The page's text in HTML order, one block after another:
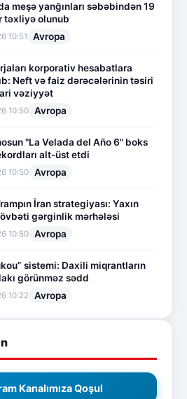
meşə yanğınları səbəbindən 19
təxliyə olunub
10:51 Avropa
korporativ hesabatlara
Neft və faiz dərəcələrinin təsiri
vəziyyət
10:50 Avropa
"La Velada del Año 6" boks
alt-üst etdi
10:50 Avropa
İran strategiyası: Yaxın
gərginlik mərhələsi
10:50 Avropa
sistemi: Daxili miqrantların
görünməz sədd
10:22 Avropa
Kanalımıza Qoşul